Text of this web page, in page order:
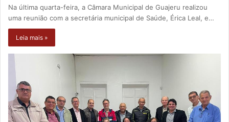
Na última quarta-feira, a Câmara Municipal de Guajeru realizou
uma reunião com a secretária municipal de Saúde, Érica Leal, e…
Leia mais »